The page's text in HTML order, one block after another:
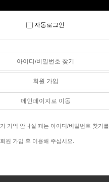
자동로그인
아이디/비밀번호 찾기
회원 가입
메인페이지로 이동
기억 안나실 때는 아이디/비밀번호 찾기를
원 가입 후 이용해 주십시오.